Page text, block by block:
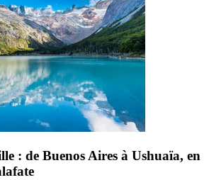
: de Buenos Aires à Ushuaïa, en